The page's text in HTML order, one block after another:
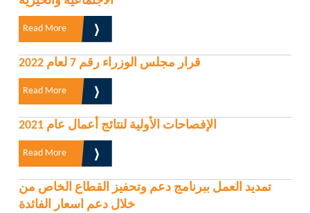
Read More
قرار مجلس الوزراء رقم 7 لعام 2022
Read More
الإفصاحات الأولية لنتائج أعمال عام 2021
Read More
تمديد العمل ببرنامج دعم وتحفيز القطاع الخاص من
خلال دعم اسعار الفائدة